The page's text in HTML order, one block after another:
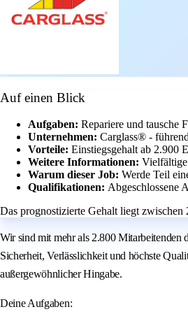
Auf einen Blick
Aufgaben: Repariere und tausche
Unternehmen: Carglass® -
Vorteile: Einstiegsgehalt ab 2.900
Weitere Informationen:
Warum dieser Job: Werde Teil
Qualifikationen: Abgeschlossene
Das prognostizierte Gehalt liegt
Wir sind mit mehr als 2.800 Mitarbeitenden
Sicherheit, Verlässlichkeit und höchste
außergewöhnlicher Hingabe.
Deine Aufgaben: